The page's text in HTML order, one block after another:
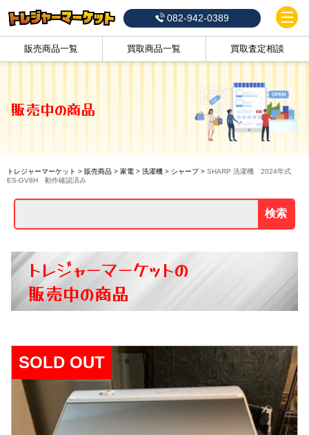
082-942-0389
販売商品一覧 買取商品一覧 買取査定相談
販売中の商品
トレジャーマーケット > 販売商品> 家電> 洗濯機> シャープ> SHARP 洗濯機 2024年式
ES-GV8H 動作確認済み
検索
トレジャーマーケットの
販売中の商品
SOLD OUT